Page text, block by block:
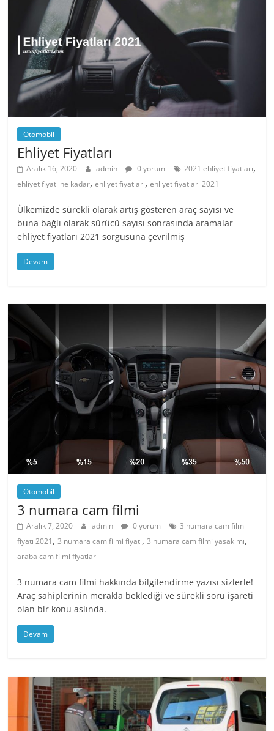
Otomobil
Ehliyet Fiyatları
Aralık 16, 2020 admin 0 yorum 2021 ehliyet fiyatları,
ehliyet fiyatı ne kadar,ehliyet fiyatları,ehliyet fiyatları 2021
Ülkemizde sürekli olarak artış gösteren araç sayısı ve
buna bağlı olarak sürücü sayısı sonrasında aramalar
ehliyet fiyatları 2021 sorgusuna çevrilmiş
Devam
Otomobil
3 numara cam filmi
Aralık 7, 2020 admin 0 yorum
3 numara cam film
fiyatı 2021,3 numara cam filmi fiyatı,3 numara cam filmi yasak mı,
araba cam filmi fiyatları
3 numara cam filmi hakkında bilgilendirme yazısı sizlerle!
Araç sahiplerinin merakla beklediği ve sürekli soru işareti
olan bir konu aslında.
Devam